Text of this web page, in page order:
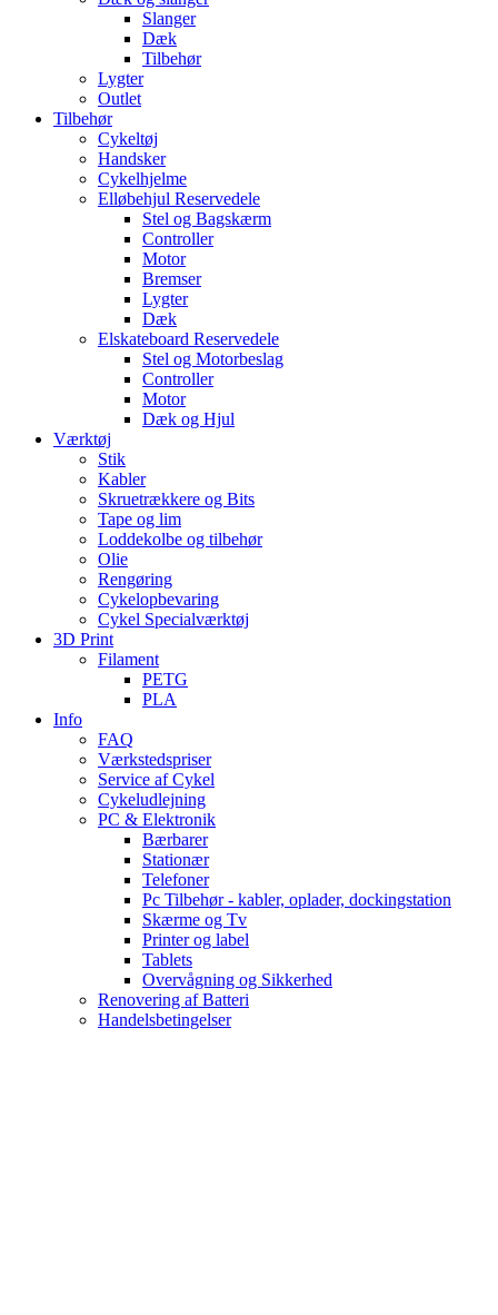
Slanger
Dæk
Tilbehør
Lygter
Outlet
Tilbehør
Cykeltøj
Handsker
Cykelhjelme
Elløbehjul Reservedele
Stel og Bagskærm
Controller
Motor
Bremser
Lygter
Dæk
Elskateboard Reservedele
Stel og Motorbeslag
Controller
Motor
Dæk og Hjul
Værktøj
Stik
Kabler
Skruetrækkere og Bits
Tape og lim
Loddekolbe og tilbehør
Olie
Rengøring
Cykelopbevaring
Cykel Specialværktøj
3D Print
Filament
PETG
PLA
Info
FAQ
Værkstedspriser
Service af Cykel
Cykeludlejning
PC & Elektronik
Bærbarer
Stationær
Telefoner
Pc Tilbehør - kabler, oplader, dockingstation
Skærme og Tv
Printer og label
Tablets
Overvågning og Sikkerhed
Renovering af Batteri
Handelsbetingelser